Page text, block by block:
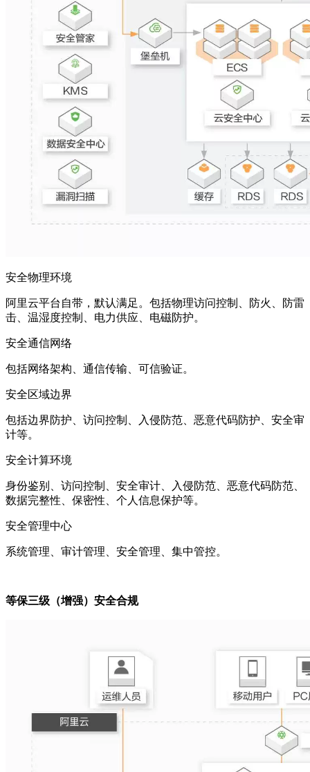
安全物理环境
阿里云平台自带，默认满足。包括物理访问控制、防火、防雷
击、温湿度控制、电力供应、电磁防护。
安全通信网络
包括网络架构、通信传输、可信验证。
安全区域边界
包括边界防护、访问控制、入侵防范、恶意代码防护、安全审
计等。
安全计算环境
身份鉴别、访问控制、安全审计、入侵防范、恶意代码防范、
数据完整性、保密性、个人信息保护等。
安全管理中心
系统管理、审计管理、安全管理、集中管控。
等保三级（增强）安全合规